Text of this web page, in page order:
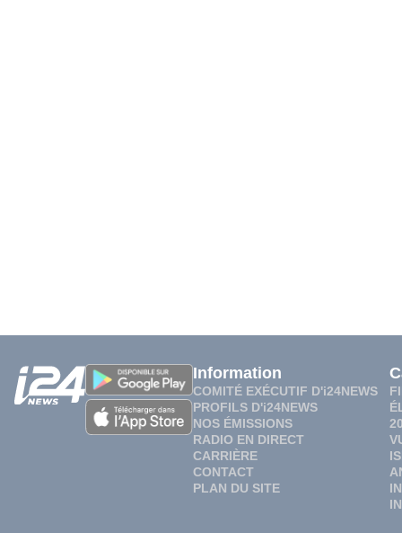
Information
COMITÉ EXÉCUTIF D'i24NEWS
PROFILS D'i24NEWS
NOS ÉMISSIONS
RADIO EN DIRECT
CARRIÈRE
CONTACT
PLAN DU SITE